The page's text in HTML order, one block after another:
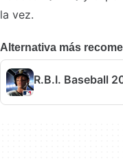
la vez.
Alternativa más
R.B.I. Baseball